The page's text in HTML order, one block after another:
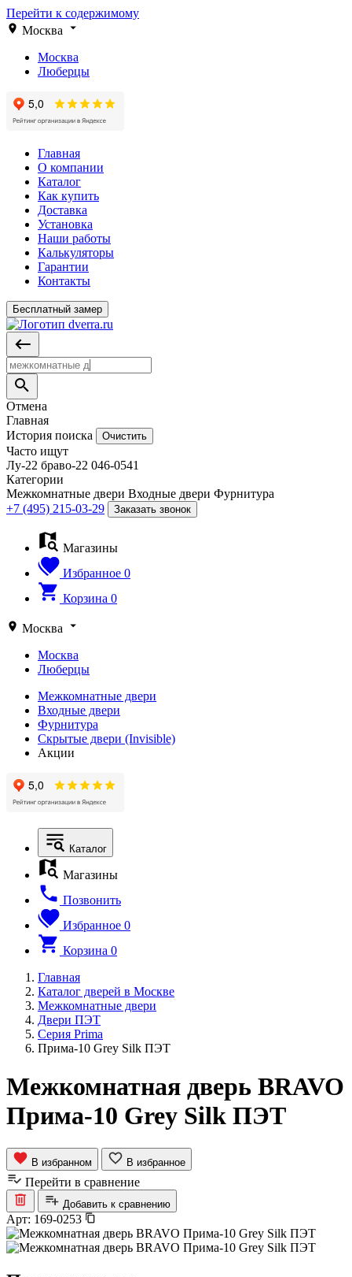
Перейти к содержимому
Москва
Москва
Люберцы
Главная
О компании
Каталог
Как купить
Доставка
Установка
Наши работы
Калькуляторы
Гарантии
Контакты
Бесплатный замер
Отмена
Главная
История поиска
Очистить
Часто ищут
Лу-22 браво-22 046-0541
Категории
Межкомнатные двери Входные двери Фурнитура
+7 (495) 215-03-29
Заказать звонок
Магазины
Избранное 0
Корзина 0
Москва
Москва
Люберцы
Межкомнатные двери
Входные двери
Фурнитура
Скрытые двери (Invisible)
Акции
Каталог
Магазины
Позвонить
Избранное 0
Корзина 0
Главная
Каталог дверей в Москве
Межкомнатные двери
Двери ПЭТ
Серия Prima
Прима-10 Grey Silk ПЭТ
Межкомнатная дверь BRAVO
Прима-10 Grey Silk ПЭТ
В избранном В избранное
Перейти в сравнение
Добавить к сравнению
Арт: 169-0253